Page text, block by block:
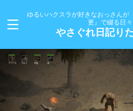
ゆるいハクスラが好きなおっさんが
更』で綴る日々
やさぐれ日記り